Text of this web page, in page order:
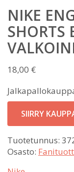
NIKE
SHORTS
18,00 €
SIIRRY
Tuotetunnus:
Osasto: